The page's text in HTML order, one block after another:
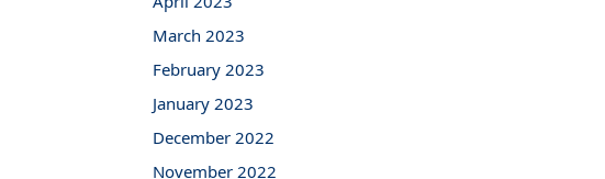
March 2023
February 2023
January 2023
December 2022
November 2022